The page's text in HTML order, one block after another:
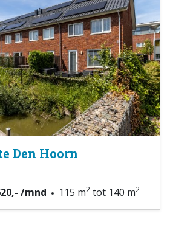
Den Hoorn
/mnd
115 m2 tot 140 m2